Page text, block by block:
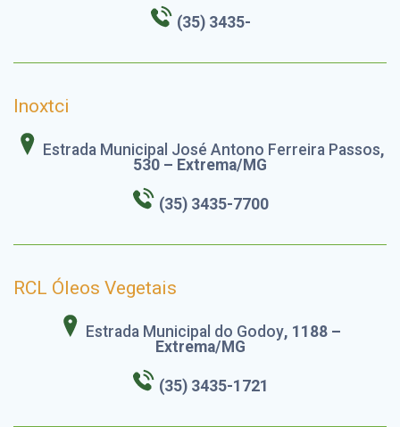
(35) 3435-
Inoxtci
Estrada Municipal José Antono Ferreira Passos,
530 – Extrema/MG
(35) 3435-7700
RCL Óleos Vegetais
Estrada Municipal do Godoy, 1188 –
Extrema/MG
(35) 3435-1721